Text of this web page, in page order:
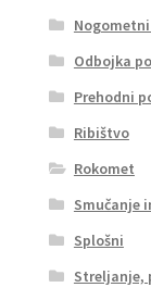
Odbojka
Prehodni
Ribištvo
Rokomet
Smučanje
Splošni
Streljanje,